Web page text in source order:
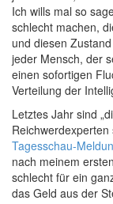
Ich wills mal so
schlecht machen,
und diesen
jeder Mensch, der
einen sofortigen
Verteilung der
Letztes Jahr sind
Tagesschau-
nach meinem
schlecht für ein
das Geld aus der